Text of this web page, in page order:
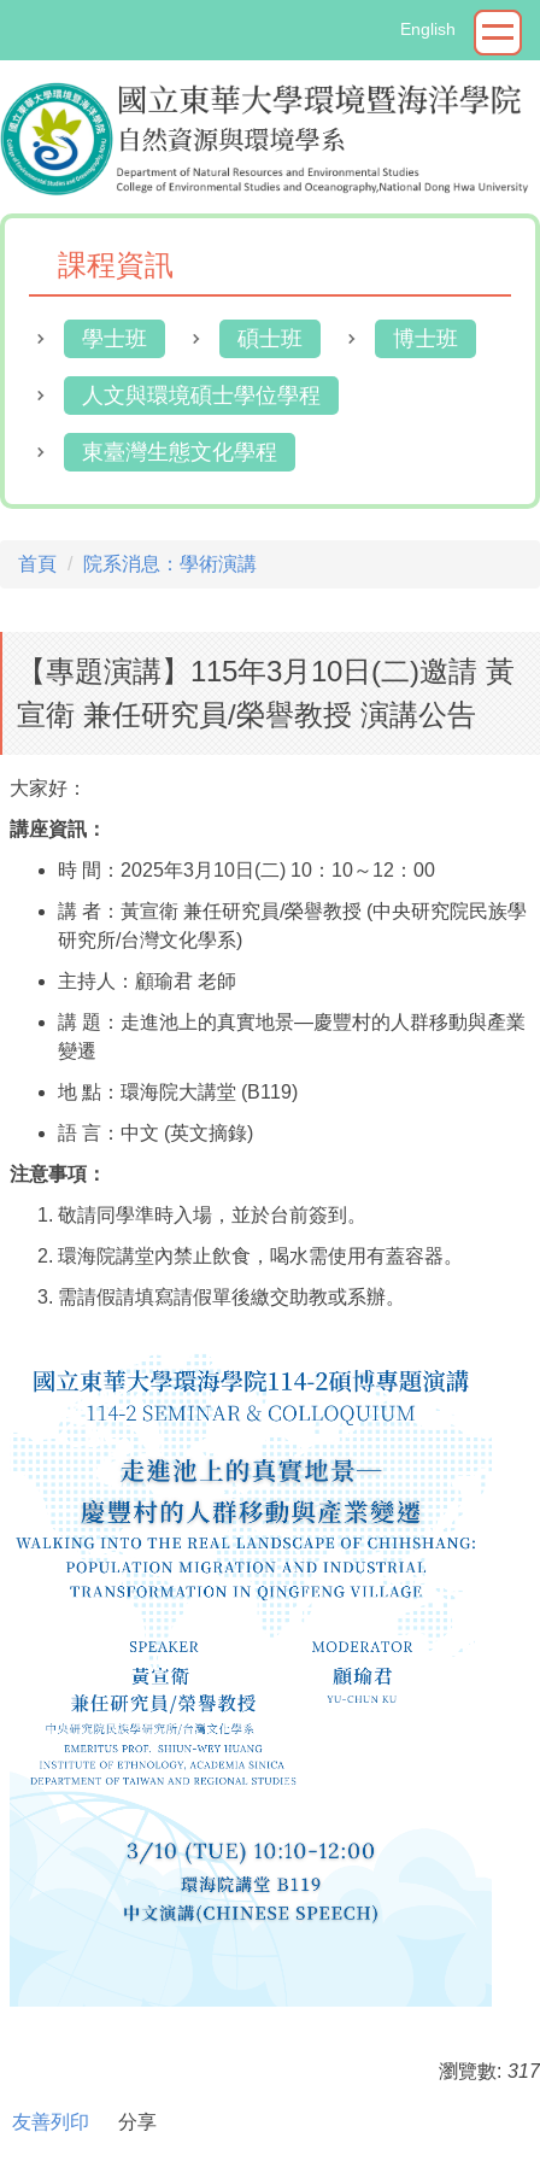
要
內
容
區
English
課程資訊
學士班 碩士班 博士班
人文與環境碩士學位學程
東臺灣生態文化學程
首頁 院系消息：學術演講
【專題演講】115年3月10日(二)邀請 黃
宣衛 兼任研究員/榮譽教授 演講公告
大家好：
講座資訊：
時 間：2025年3月10日(二) 10：10～12：00
講 者：黃宣衛 兼任研究員/榮譽教授 (中央研究院民族學
研究所/台灣文化學系)
主持人：顧瑜君 老師
講 題：走進池上的真實地景—慶豐村的人群移動與產業
變遷
地 點：環海院大講堂 (B119)
語 言：中文 (英文摘錄)
注意事項：
敬請同學準時入場，並於台前簽到。
環海院講堂內禁止飲食，喝水需使用有蓋容器。
需請假請填寫請假單後繳交助教或系辦。
瀏覽數: 317
友善列印 分享